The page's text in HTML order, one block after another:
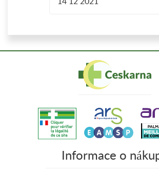
týdny těhotná.
Informace o